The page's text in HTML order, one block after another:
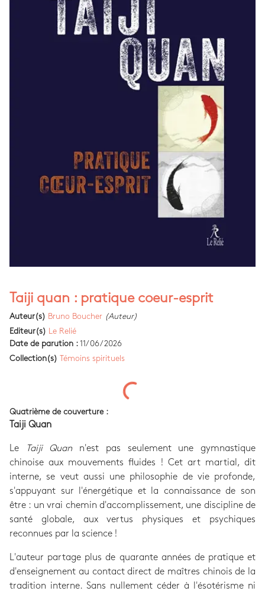
Taiji quan : pratique coeur-esprit
Auteur(s) Bruno Boucher (Auteur)
Editeur(s)
Le Relié
Date de parution : 11/06/2026
Collection(s) Témoins spirituels
Quatrième de couverture :
Taiji Quan
Le Taiji Quann'est pas seulement une gymnastique
chinoise aux mouvements fluides ! Cet art martial, dit
interne, se veut aussi une philosophie de vie profonde,
s'appuyant sur l'énergétique et la connaissance de son
être : un vrai chemin d'accomplissement, une discipline de
santé globale, aux vertus physiques et psychiques
reconnues par la science !
L'auteur partage plus de quarante années de pratique et
d'enseignement au contact direct de maîtres chinois de la
tradition interne. Sans nullement céder à l'ésotérisme ni